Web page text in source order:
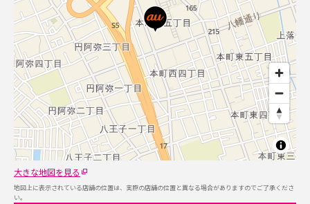
大きな地図を見る
地図上に表示されている店舗の位置は、実際の店舗の位置と異なる場合がありますのでご了承くださ
い。